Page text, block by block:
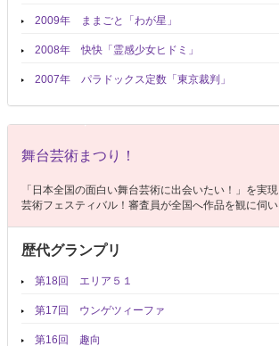
2009年 ままごと「わが星」
2008年 快快「霊感少女ヒドミ」
2007年 パラドックス定数「東京裁判」
舞台芸術まつり！
「日本全国の面白い舞台芸術に出会いたい！」を実
芸術フェスティバル！審査員が全国へ作品を観に伺い
歴代グランプリ
第18回 エリア５１
第17回 ウンゲツィーファ
第16回 趣向